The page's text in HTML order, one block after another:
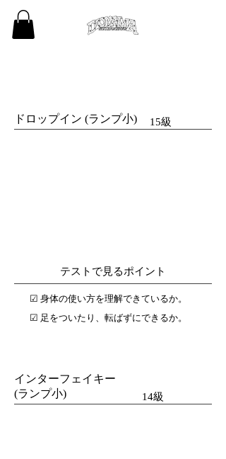
ドロップイン (ランプ小) 15級
テストで見るポイント
☑︎ 身体の使い方を理解できているか。
☑︎ 足をついたり、転ばずにできるか。
インターフェイキー
(ランプ小)
14級